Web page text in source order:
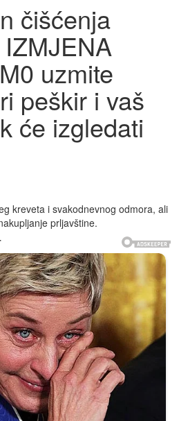
čišćenja
uzmite
peškir i vaš
će izgledati
kreveta i svakodnevnog odmora, ali
prljavštine.